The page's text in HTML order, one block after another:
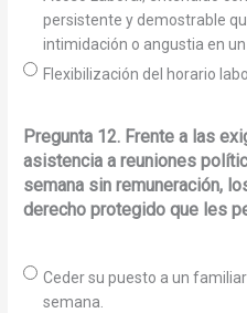
persistente y demostrable
intimidación o angustia en
Flexibilización del horario
Pregunta 12. Frente a las
asistencia a reuniones
semana sin remuneración,
derecho protegido que les
Ceder su puesto a un
semana.